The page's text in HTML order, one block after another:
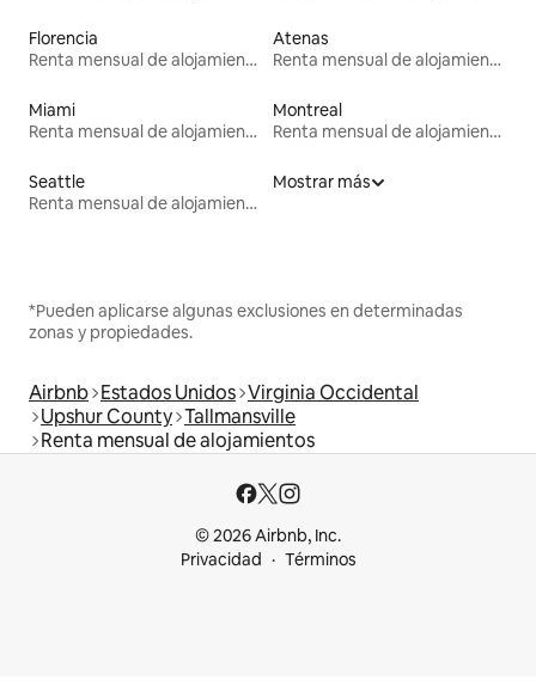
Florencia
Renta mensual de alojamientos
Atenas
Renta mensual de alojamientos
Miami
Renta mensual de alojamientos
Montreal
Renta mensual de alojamientos
Seattle
Renta mensual de alojamientos
Mostrar más
*Pueden aplicarse algunas exclusiones en determinadas
zonas y propiedades.
Airbnb Estados Unidos Virginia Occidental
Upshur County Tallmansville
Renta mensual de alojamientos
© 2026 Airbnb, Inc.
Privacidad
Términos